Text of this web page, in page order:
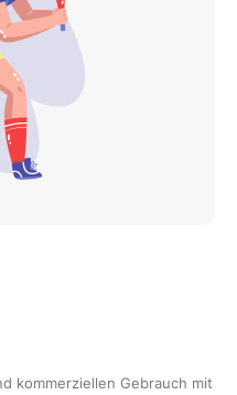
kommerziellen Gebrauch mit